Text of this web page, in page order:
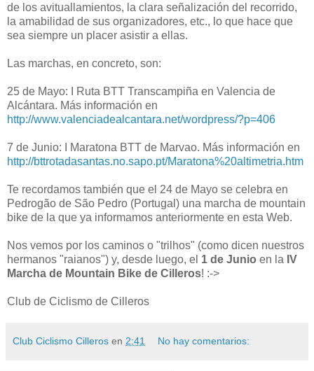
de los avituallamientos, la clara señalización del recorrido,
la amabilidad de sus organizadores, etc., lo que hace que
sea siempre un placer asistir a ellas.
Las marchas, en concreto, son:
25 de Mayo: I Ruta BTT Transcampiña en Valencia de
Alcántara. Más información en
http://www.valenciadealcantara.net/wordpress/?p=406
7 de Junio: I Maratona BTT de Marvao. Más información en
http://bttrotadasantas.no.sapo.pt/Maratona%20altimetria.htm
Te recordamos también que el 24 de Mayo se celebra en
Pedrogão de São Pedro (Portugal) una marcha de mountain
bike de la que ya informamos anteriormente en esta Web.
Nos vemos por los caminos o "trilhos" (como dicen nuestros
hermanos "raianos") y, desde luego, el 1 de Junio en la IV
Marcha de Mountain Bike de Cilleros! :->
Club de Ciclismo de Cilleros
Club Ciclismo Cilleros en 2:41 No hay comentarios: